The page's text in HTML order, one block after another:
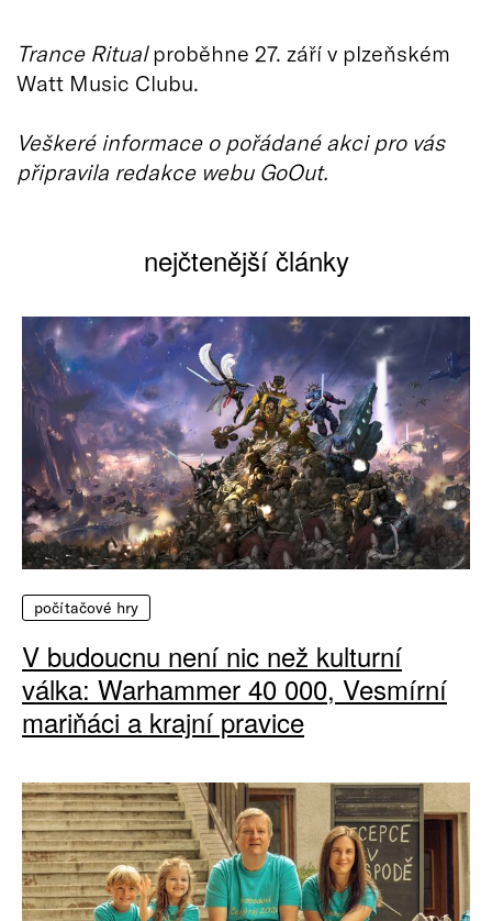
Trance Ritualproběhne 27. září v plzeňském
Watt Music Clubu.
Veškeré informace o pořádané akci pro vás
připravila redakce webu GoOut.
nejčtenější články
počítačové hry
V budoucnu není nic než kulturní
válka: Warhammer 40 000, Vesmírní
mariňáci a krajní pravice